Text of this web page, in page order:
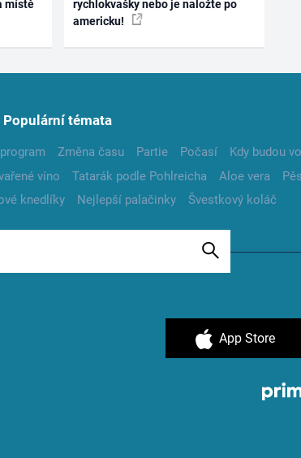
místě
rychlokvašky nebo je naložte po
americku!
Populární témata
Změna času Partie Počasí Kdy budou
víno Tatarák podle Pohlreicha Aloe vera
knedlíky Nejlepší palačinky Švestkový koláč
App Store